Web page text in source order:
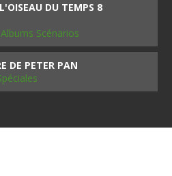
DU TEMPS 8
Scénarios
DE PETER PAN